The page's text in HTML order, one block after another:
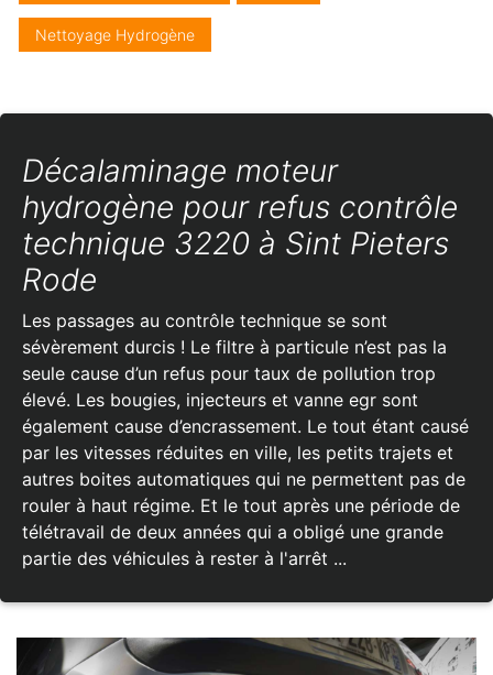
Nettoyage Hydrogène
Décalaminage moteur
hydrogène pour refus contrôle
technique 3220 à Sint Pieters
Rode
Les passages au contrôle technique se sont
sévèrement durcis ! Le filtre à particule n’est pas la
seule cause d’un refus pour taux de pollution trop
élevé. Les bougies, injecteurs et vanne egr sont
également cause d’encrassement. Le tout étant causé
par les vitesses réduites en ville, les petits trajets et
autres boites automatiques qui ne permettent pas de
rouler à haut régime. Et le tout après une période de
télétravail de deux années qui a obligé une grande
partie des véhicules à rester à l'arrêt ...